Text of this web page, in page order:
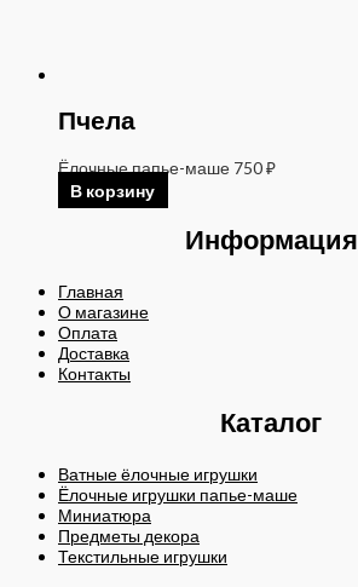
Пчела
Ёлочные папье-маше 750₽
В корзину
Информация
Главная
О магазине
Оплата
Доставка
Контакты
Каталог
Ватные ёлочные игрушки
Ёлочные игрушки папье-маше
Миниатюра
Предметы декора
Текстильные игрушки